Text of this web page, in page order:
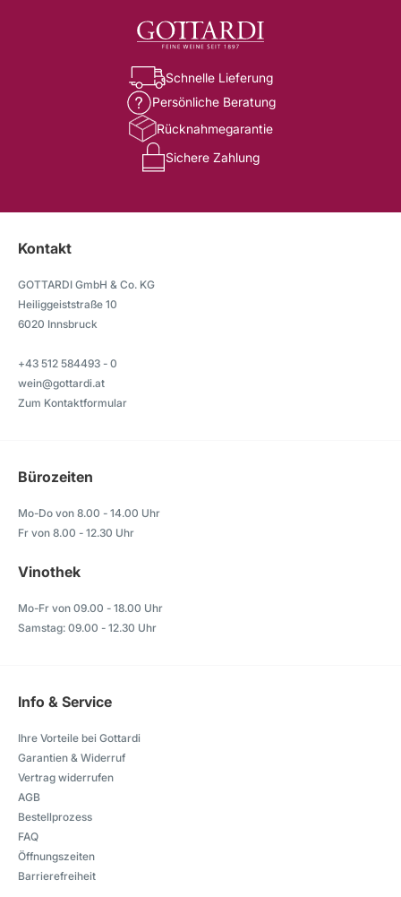
Schnelle Lieferung
Persönliche Beratung
Rücknahmegarantie
Sichere Zahlung
Kontakt
GOTTARDI GmbH & Co. KG
Heiliggeiststraße 10
6020 Innsbruck
+43 512 584493 - 0
wein@gottardi.at
Zum Kontaktformular
Bürozeiten
Mo-Do von 8.00 - 14.00 Uhr
Fr von 8.00 - 12.30 Uhr
Vinothek
Mo-Fr von 09.00 - 18.00 Uhr
Samstag: 09.00 - 12.30 Uhr
Info & Service
Ihre Vorteile bei Gottardi
Garantien & Widerruf
Vertrag widerrufen
AGB
Bestellprozess
FAQ
Öffnungszeiten
Barrierefreiheit